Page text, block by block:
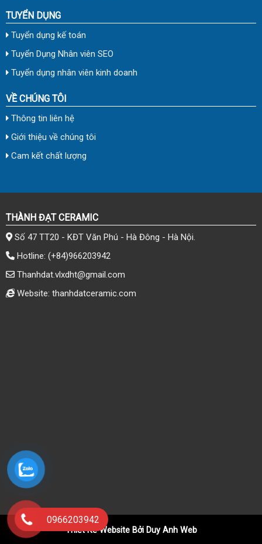
TUYỂN DỤNG
Tuyển dụng kế toán
Tuyển Dụng Nhân viên SEO
Tuyển dụng nhân viên kinh doanh
VỀ CHÚNG TÔI
Thông tin liên hệ
Giới thiệu về chúng tôi
Cam kết chất lượng
THÀNH ĐẠT CERAMIC
Số 47 TT20 - KĐT Văn Phú - Hà Đông - Hà Nội.
Hotline: (+84)966203942
Thanhdat.vlxdht@gmail.com
Website: thanhdatceramic.com
0966203942
Thiết Kế Website Bởi Duy Anh Web